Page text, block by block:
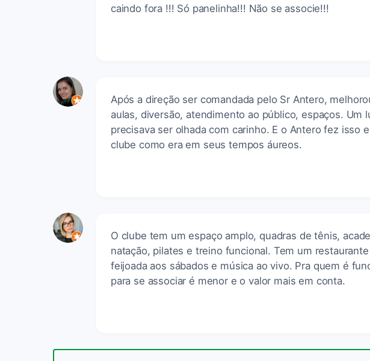
caindo fora !!! Só panelinha!!! Não se associe!!!
Após a direção ser comandada pelo Sr Antero,
aulas, diversão, atendimento ao público, espaços. Um
precisava ser olhada com carinho. E o Antero fez isso
clube como era em seus tempos áureos.
O clube tem um espaço amplo, quadras de tênis,
natação, pilates e treino funcional. Tem um
feijoada aos sábados e música ao vivo. Pra quem é
para se associar é menor e o valor mais em conta.